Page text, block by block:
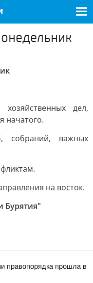
дел,
начатого.
собраний, важных
на восток.
Бурятия"
правопорядка прошла в